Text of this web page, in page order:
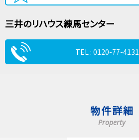
三井のリハウス練馬センター
TEL : 0120-77-4131
物件詳細
Property